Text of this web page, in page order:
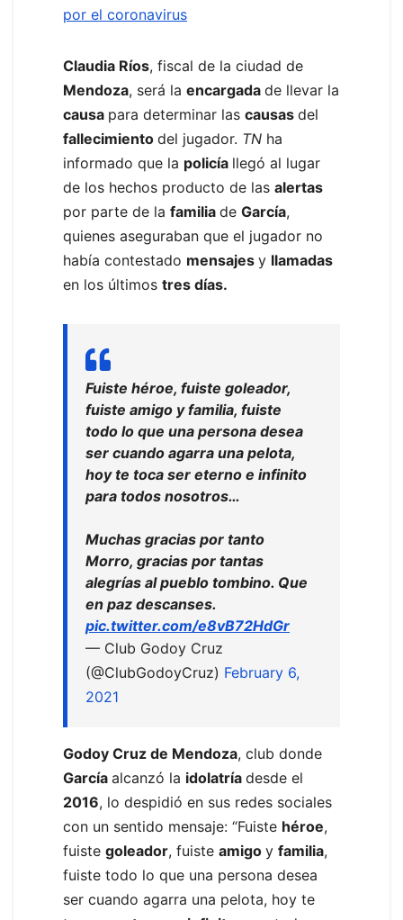
por el coronavirus
Claudia Ríos, fiscal de la ciudad de
Mendoza, será la encargada de llevar la
causa para determinar las causas del
fallecimiento del jugador. TN ha
informado que la policía llegó al lugar
de los hechos producto de las alertas
por parte de la familia de García,
quienes aseguraban que el jugador no
había contestado mensajes y llamadas
en los últimos tres días.
Fuiste héroe, fuiste goleador,
fuiste amigo y familia, fuiste
todo lo que una persona desea
ser cuando agarra una pelota,
hoy te toca ser eterno e infinito
para todos nosotros…
Muchas gracias por tanto
Morro, gracias por tantas
alegrías al pueblo tombino. Que
en paz descanses.
pic.twitter.com/e8vB72HdGr
— Club Godoy Cruz
(@ClubGodoyCruz) February 6,
2021
Godoy Cruz de Mendoza, club donde
García alcanzó la idolatría desde el
2016, lo despidió en sus redes sociales
con un sentido mensaje: “Fuiste héroe,
fuiste goleador, fuiste amigo y familia,
fuiste todo lo que una persona desea
ser cuando agarra una pelota, hoy te